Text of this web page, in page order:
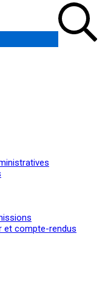
et compte-rendus